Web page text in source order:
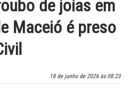
de joias em
Maceió é preso
18 de junho de 2026 às 08:23